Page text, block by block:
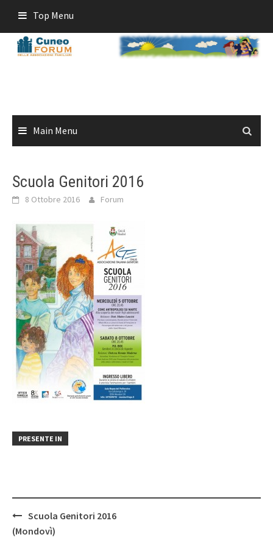
content
Top Menu
Main Menu
Scuola Genitori 2016
8 Ottobre 2016 Forum
PRESENTE IN
Post
navigation
Scuola Genitori 2016
(Mondovì)